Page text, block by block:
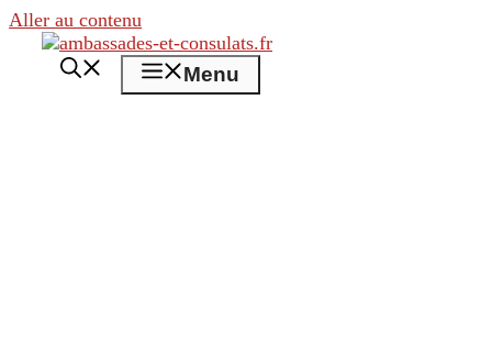
Aller au contenu
Menu